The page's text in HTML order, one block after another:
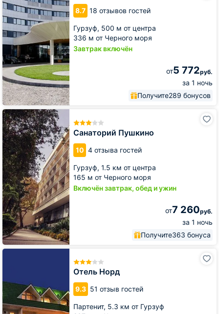
8.7 18 отзывов гостей
Гурзуф, 500 м от центра
336 м от Черного моря
Завтрак включён
от5 772руб.
за 1 ночь
Получите289 бонусов
Ривьера
Санаторий Пушкино
10 4 отзыва гостей
Гурзуф, 1.5 км от центра
165 м от Черного моря
Включён завтрак, обед и ужин
от7 260руб.
за 1 ночь
Получите363 бонуса
Санаторий
Пушкино
Отель Норд
9.3 51 отзыв гостей
Партенит, 5.3 км от Гурзуф
Отель